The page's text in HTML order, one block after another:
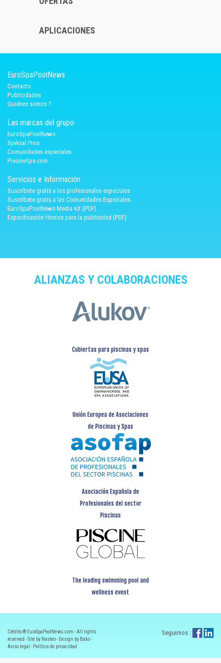
APLICACIONES
EuroSpaPoolNews
Contacto
Publicidades
Quiénes somos ?
Las marcas del grupo
EuroSpaPoolNews
Spécial Pros
Comunidades especiales
PiscineSpa.com
Servicios e Información
Suscríbete gratis a los profesionales especiales
Suscríbete gratis a las Comunidades Especiales.
EuroSpaPoolNews Media Kit (PDF)
Especificación técnica para la publicidad (PDF)
ALIANZAS Y COLABORACIONES
Cubiertas para piscinas y spas
Unión Europea de Asociaciones
de Piscinas y Spas
Asociación Española de
Profesionales del sector
Piscinas
The leading swimming pool and
wellness event
Crédito ® EuroSpaPoolNews.com - All rights
reserved - Site by Nasteo - Design by Bako -
Aviso legal - Política de privacidad
Seguirnos :